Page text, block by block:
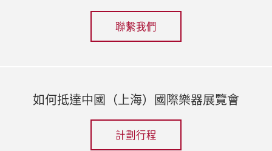
聯繫我們
如何抵達中國（上海）國際樂器展覽會
計劃行程